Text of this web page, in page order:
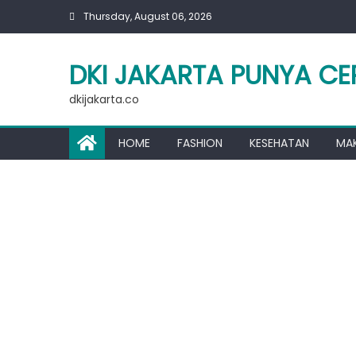
Thursday, August 06, 2026
DKI JAKARTA PUNYA
dkijakarta.co
HOME FASHION KESEHATAN